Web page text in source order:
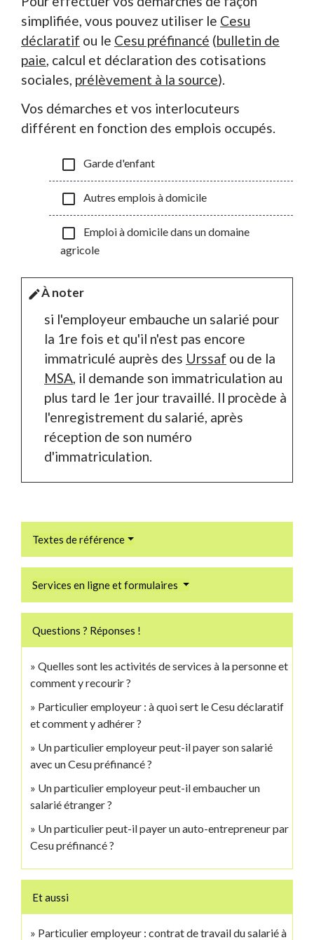
simplifiée, vous pouvez utiliser le Cesu
déclaratif ou le Cesu préfinancé (bulletin de
paie , calcul et déclaration des cotisations
sociales, prélèvement à la source).
Vos démarches et vos interlocuteurs
différent en fonction des emplois occupés.
check_box_outline_blank Garde d'enfant
check_box_outline_blank Autres emplois à domicile
check_box_outline_blank
Emploi à domicile dans un domaine
agricole
editÀ noter
si l'employeur embauche un salarié pour
la 1re fois et qu'il n'est pas encore
immatriculé auprès des Urssaf ou de la
MSA, il demande son immatriculation au
plus tard le 1er jour travaillé. Il procède à
l'enregistrement du salarié, après
réception de son numéro
d'immatriculation.
Textes de référence
Services en ligne et formulaires
Questions ? Réponses !
Quelles sont les activités de services à la personne et
comment y recourir ?
Particulier employeur : à quoi sert le Cesu déclaratif
et comment y adhérer ?
Un particulier employeur peut-il payer son salarié
avec un Cesu préfinancé ?
Un particulier employeur peut-il embaucher un
salarié étranger ?
Un particulier peut-il payer un auto-entrepreneur par
Cesu préfinancé ?
Et aussi
Particulier employeur : contrat de travail du salarié à